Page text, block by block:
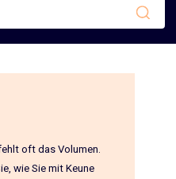
oft das Volumen.
wie Sie mit Keune